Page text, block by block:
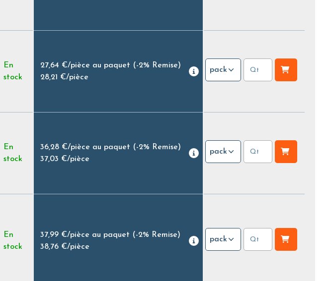
En
stock
27,64 €/pièce au paquet (-2% Remise)
28,21 €/pièce
pack
En
stock
36,28 €/pièce au paquet (-2% Remise)
37,03 €/pièce
pack
En
stock
37,99 €/pièce au paquet (-2% Remise)
38,76 €/pièce
pack